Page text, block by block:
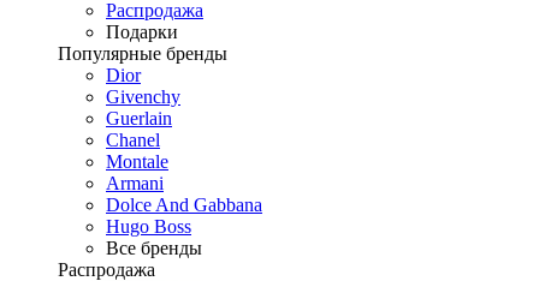
Распродажа
Подарки
Популярные бренды
Dior
Givenchy
Guerlain
Chanel
Montale
Armani
Dolce And Gabbana
Hugo Boss
Все бренды
Распродажа